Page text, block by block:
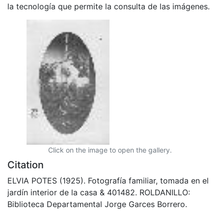
la tecnología que permite la consulta de las imágenes.
Click on the image to open the gallery.
Citation
ELVIA POTES (1925). Fotografía familiar, tomada en el
jardín interior de la casa & 401482. ROLDANILLO:
Biblioteca Departamental Jorge Garces Borrero.